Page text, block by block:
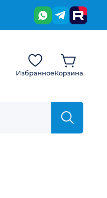
ИзбранноеКорзина